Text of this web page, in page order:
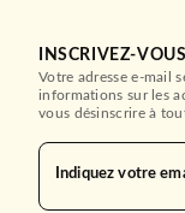
INSCRIVEZ-
Votre adresse e-mail
informations sur les
vous désinscrire à
Indiquez votre